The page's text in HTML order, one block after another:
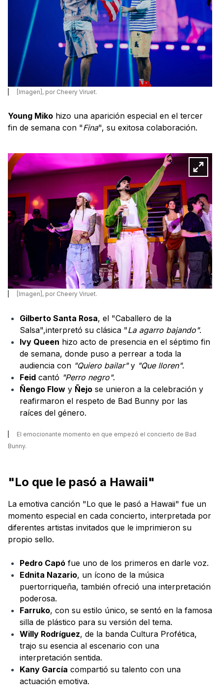
[Imagen], por Cheery Viruet.
Young Miko hizo una aparición especial en el tercer
fin de semana con "Fina", su exitosa colaboración.
[Imagen], por Cheery Viruet.
Gilberto Santa Rosa, el "Caballero de la
Salsa",interpretó su clásica "La agarro bajando".
Ivy Queen hizo acto de presencia en el séptimo fin
de semana, donde puso a perrear a toda la
audiencia con "Quiero bailar"y "Que lloren".
Feid cantó "Perro negro".
Ñengo Flow y Ñejo se unieron a la celebración y
reafirmaron el respeto de Bad Bunny por las
raíces del género.
El emocionante momento en que empezó el concierto de Bad
Bunny.
"Lo que le pasó a Hawaii"
La emotiva canción "Lo que le pasó a Hawaii" fue un
momento especial en cada concierto, interpretada por
diferentes artistas invitados que le imprimieron su
propio sello.
Pedro Capó fue uno de los primeros en darle voz.
Ednita Nazario, un ícono de la música
puertorriqueña, también ofreció una interpretación
poderosa.
Farruko, con su estilo único, se sentó en la famosa
silla de plástico para su versión del tema.
Willy Rodríguez, de la banda Cultura Profética,
trajo su esencia al escenario con una
interpretación sentida.
Kany García compartió su talento con una
actuación emotiva.